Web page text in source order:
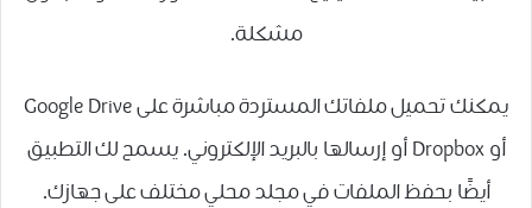
مشكلة.
يمكنك تحميل ملفاتك المستردة مباشرة على Google Drive
أو Dropbox أو إرسالها بالبريد الإلكتروني. يسمح لك التطبيق
أيضًا بحفظ الملفات في مجلد محلي مختلف على جهازك.